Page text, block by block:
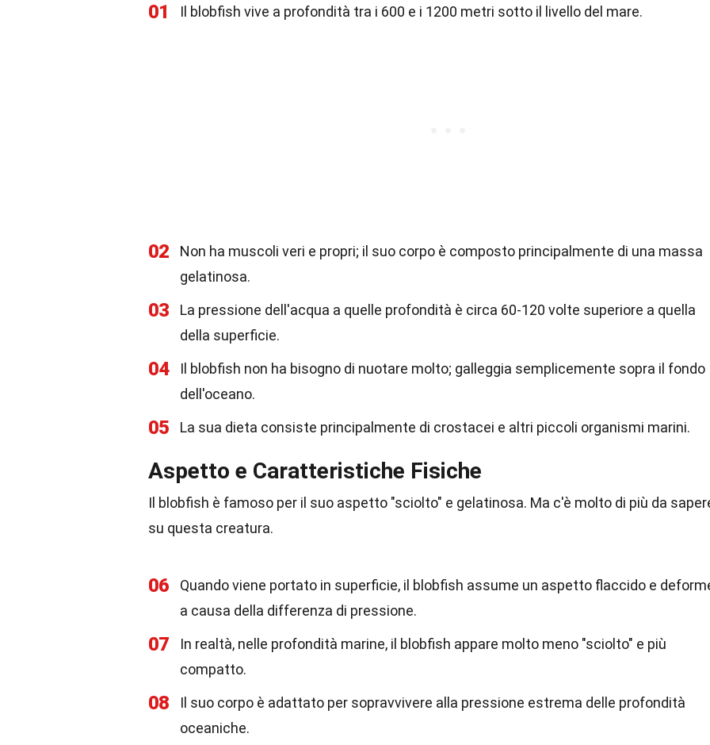
01 Il blobfish vive a profondità tra i 600 e i 1200 metri sotto il livello del mare.
02
Non ha muscoli veri e propri; il suo corpo è composto principalmente di una massa
gelatinosa.
03
La pressione dell'acqua a quelle profondità è circa 60-120 volte superiore a quella
della superficie.
04
Il blobfish non ha bisogno di nuotare molto; galleggia semplicemente sopra il fondo
dell'oceano.
05 La sua dieta consiste principalmente di crostacei e altri piccoli organismi marini.
Aspetto e Caratteristiche Fisiche
Il blobfish è famoso per il suo aspetto "sciolto" e gelatinosa. Ma c'è molto di più da
su questa creatura.
06
Quando viene portato in superficie, il blobfish assume un aspetto flaccido e
a causa della differenza di pressione.
07
In realtà, nelle profondità marine, il blobfish appare molto meno "sciolto" e più
compatto.
08
Il suo corpo è adattato per sopravvivere alla pressione estrema delle profondità
oceaniche.